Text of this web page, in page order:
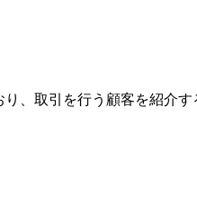
、取引を行う顧客を紹介